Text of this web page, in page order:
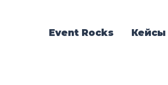
Event Rocks Кейсы